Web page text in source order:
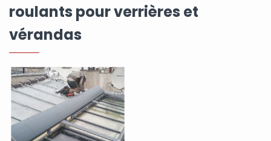
roulants pour verrières et
vérandas